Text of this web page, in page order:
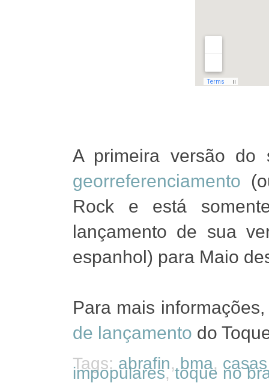
A primeira versão do
georreferenciamento
Rock e está
lançamento de sua
espanhol) para Maio
Para mais
de lançamento do
Tags: abrafin,bma,
impopulares,toque no